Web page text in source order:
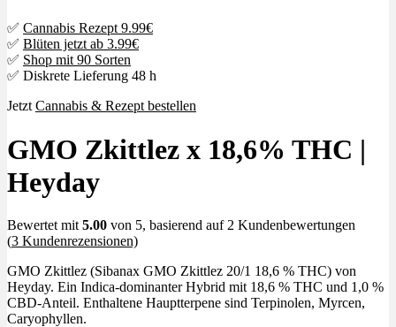
✅ Cannabis Rezept 9.99€
✅ Blüten jetzt ab 3.99€
✅ Shop mit 90 Sorten
✅ Diskrete Lieferung 48 h
Jetzt Cannabis & Rezept bestellen
GMO Zkittlez x 18,6% THC |
Heyday
Bewertet mit 5.00 von 5, basierend auf 2 Kundenbewertungen
(3 Kundenrezensionen)
GMO Zkittlez (Sibanax GMO Zkittlez 20/1 18,6 % THC) von
Heyday. Ein Indica-dominanter Hybrid mit 18,6 % THC und 1,0 %
CBD-Anteil. Enthaltene Hauptterpene sind Terpinolen, Myrcen,
Caryophyllen.